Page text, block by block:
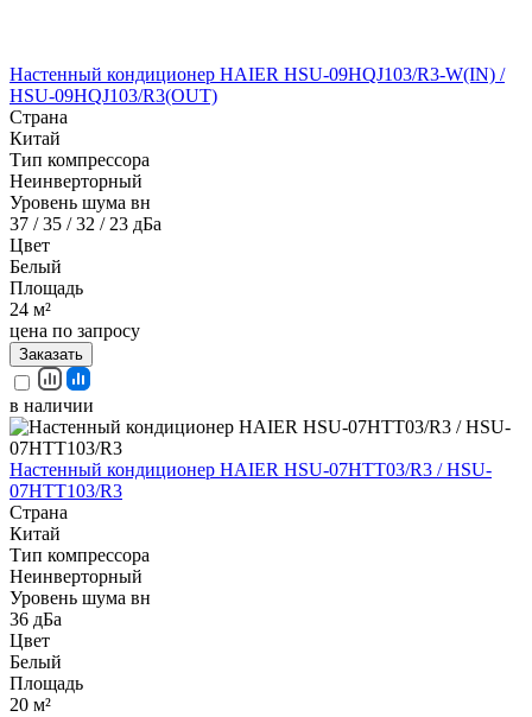
Настенный кондиционер HAIER HSU-09HQJ103/R3-W(IN) /
HSU-09HQJ103/R3(OUT)
Страна
Китай
Тип компрессора
Неинверторный
Уровень шума вн
37 / 35 / 32 / 23 дБа
Цвет
Белый
Площадь
24 м²
цена по запросу
Заказать
в наличии
Настенный кондиционер HAIER HSU-07HTT03/R3 / HSU-
07HTT103/R3
Страна
Китай
Тип компрессора
Неинверторный
Уровень шума вн
36 дБа
Цвет
Белый
Площадь
20 м²